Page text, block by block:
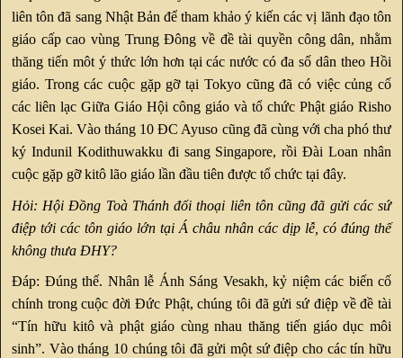
liên tôn đã sang Nhật Bản để tham khảo ý kiến các vị lãnh đạo tôn
giáo cấp cao vùng Trung Đông về đề tài quyền công dân, nhằm
thăng tiến môt ý thức lớn hơn tại các nước có đa số dân theo Hồi
giáo. Trong các cuộc gặp gỡ tại Tokyo cũng đã có việc củng cố
các liên lạc Giữa Giáo Hội công giáo và tổ chức Phật giáo Risho
Kosei Kai. Vào tháng 10 ĐC Ayuso cũng đã cùng với cha phó thư
ký Indunil Kodithuwakku đi sang Singapore, rồi Đài Loan nhân
cuộc gặp gỡ kitô lão giáo lần đầu tiên được tổ chức tại đây.
Hỏi: Hội Đồng Toà Thánh đối thoại liên tôn cũng đã gửi các sứ
điệp tới các tôn giáo lớn tại Á châu nhân các dịp lễ, có đúng thế
không thưa ĐHY?
Đáp: Đúng thế. Nhân lễ Ánh Sáng Vesakh, kỷ niệm các biến cố
chính trong cuộc đời Đức Phật, chúng tôi đã gửi sứ điệp về đề tài
“Tín hữu kitô và phật giáo cùng nhau thăng tiến giáo dục môi
sinh”. Vào tháng 10 chúng tôi đã gửi một sứ điệp cho các tín hữu